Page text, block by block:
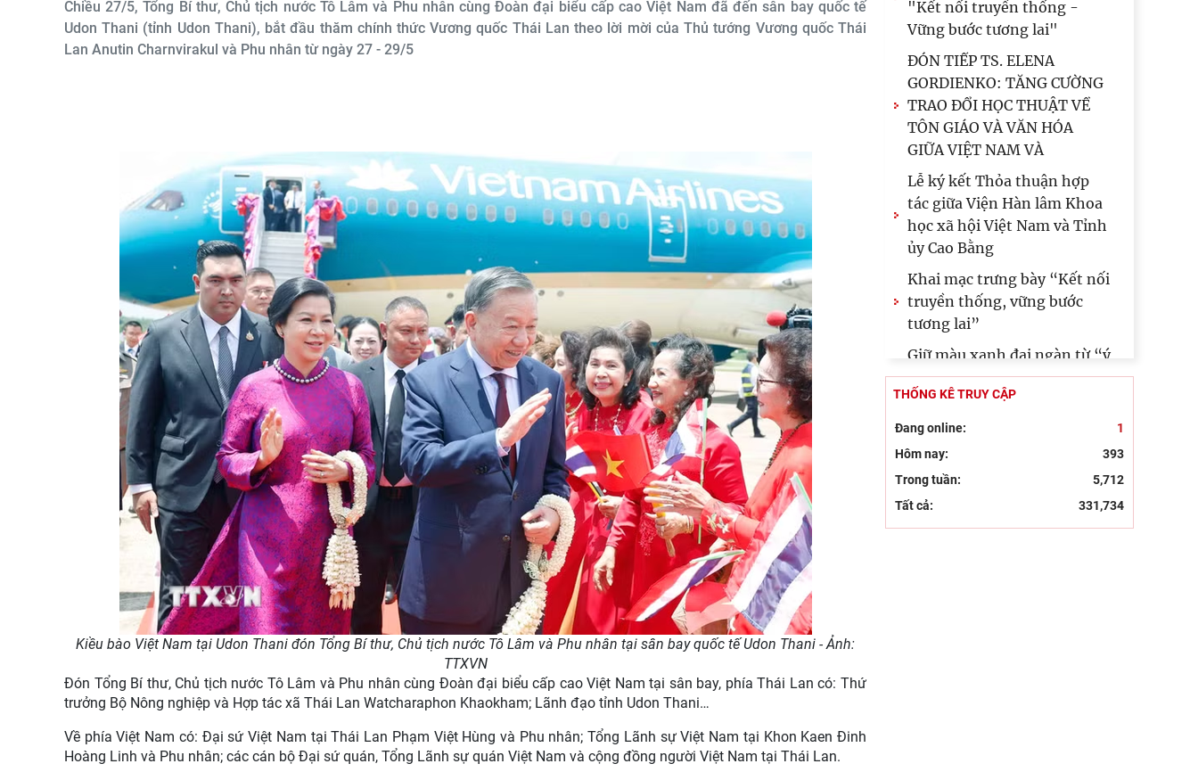
Chiều 27/5, Tổng Bí thư, Chủ tịch nước Tô Lâm và Phu nhân cùng Đoàn đại biểu cấp cao Việt Nam đã đến sân bay quốc tế
Udon Thani (tỉnh Udon Thani), bắt đầu thăm chính thức Vương quốc Thái Lan theo lời mời của Thủ tướng Vương quốc Thái
Lan Anutin Charnvirakul và Phu nhân từ ngày 27 - 29/5
Kiều bào Việt Nam tại Udon Thani đón Tổng Bí thư, Chủ tịch nước Tô Lâm và Phu nhân tại sân bay quốc tế Udon Thani - Ảnh:
TTXVN
Đón Tổng Bí thư, Chủ tịch nước Tô Lâm và Phu nhân cùng Đoàn đại biểu cấp cao Việt Nam tại sân bay, phía Thái Lan có: Thứ
trưởng Bộ Nông nghiệp và Hợp tác xã Thái Lan Watcharaphon Khaokham; Lãnh đạo tỉnh Udon Thani…
Về phía Việt Nam có: Đại sứ Việt Nam tại Thái Lan Phạm Việt Hùng và Phu nhân; Tổng Lãnh sự Việt Nam tại Khon Kaen Đinh
Hoàng Linh và Phu nhân; các cán bộ Đại sứ quán, Tổng Lãnh sự quán Việt Nam và cộng đồng người Việt Nam tại Thái Lan.
"Kết nối truyền thống -
Vững bước tương lai"
ĐÓN TIẾP TS. ELENA
GORDIENKO: TĂNG CƯỜNG
TRAO ĐỔI HỌC THUẬT VỀ
TÔN GIÁO VÀ VĂN HÓA
GIỮA VIỆT NAM VÀ
Lễ ký kết Thỏa thuận hợp
tác giữa Viện Hàn lâm Khoa
học xã hội Việt Nam và Tỉnh
ủy Cao Bằng
Khai mạc trưng bày “Kết nối
truyền thống, vững bước
tương lai”
Giữ màu xanh đại ngàn từ “ý
Đảng - lòng dân”: phát huy
tri thức địa phương của đồng
bào dân tộc
THỐNG KÊ TRUY CẬP
Đang online:
1
Hôm nay:
393
Trong tuần:
5,712
Tất cả:
331,734